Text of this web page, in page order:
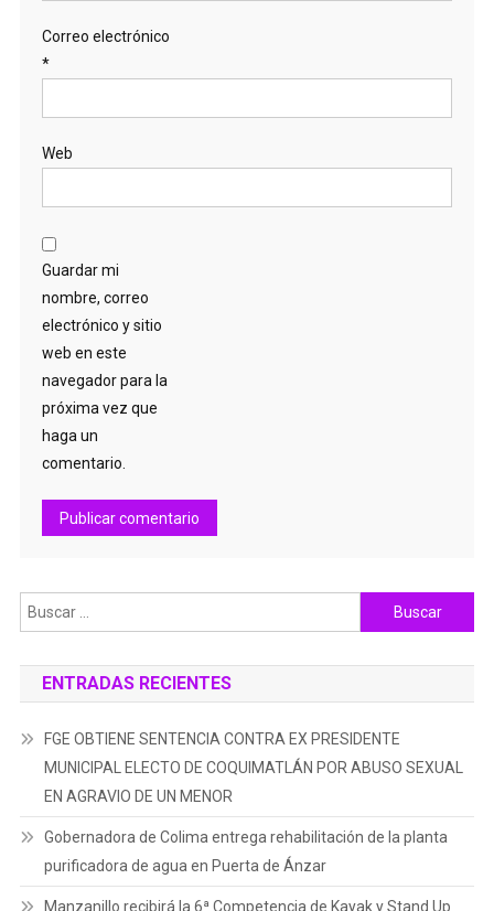
Correo electrónico
*
Web
Guardar mi
nombre, correo
electrónico y sitio
web en este
navegador para la
próxima vez que
haga un
comentario.
Buscar:
ENTRADAS RECIENTES
FGE OBTIENE SENTENCIA CONTRA EX PRESIDENTE
MUNICIPAL ELECTO DE COQUIMATLÁN POR ABUSO SEXUAL
EN AGRAVIO DE UN MENOR
Gobernadora de Colima entrega rehabilitación de la planta
purificadora de agua en Puerta de Ánzar
Manzanillo recibirá la 6ª Competencia de Kayak y Stand Up